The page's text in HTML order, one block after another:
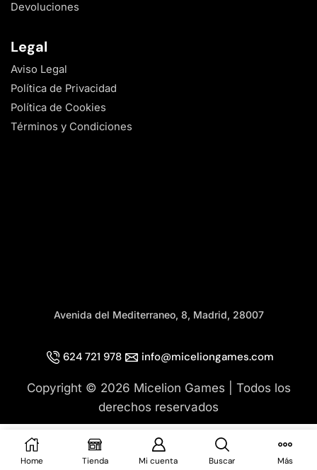
Home Tienda Mi cuenta Buscar Más
Devoluciones
Legal
Aviso Legal
Política de Privacidad
Política de Cookies
Términos y Condiciones
Avenida del Mediterraneo, 8, Madrid, 28007
Copyright © 2026 Micelion Games | Todos los
derechos reservados
624 721 978 info@miceliongames.com